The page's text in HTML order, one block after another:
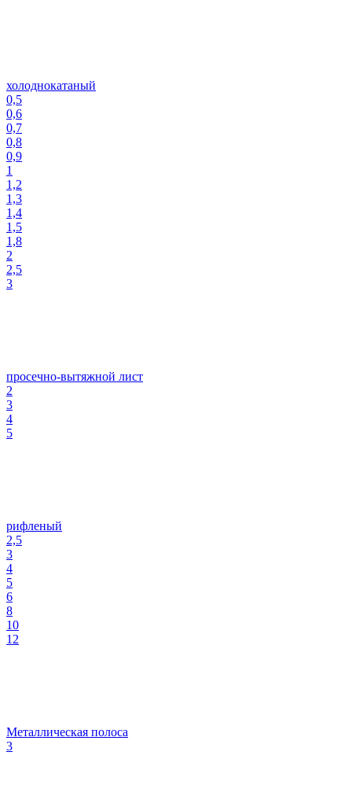
холоднокатаный
0,5
0,6
0,7
0,8
0,9
1
1,2
1,3
1,4
1,5
1,8
2
2,5
3
просечно-вытяжной лист
2
3
4
5
рифленый
2,5
3
4
5
6
8
10
12
Металлическая полоса
3